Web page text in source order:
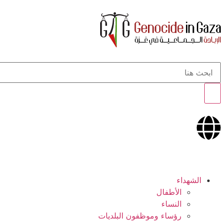
الشهداء
الأطفال
النساء
رؤساء وموظفون البلديات